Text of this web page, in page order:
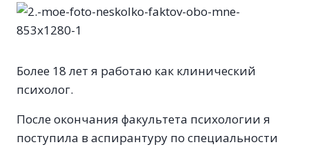
Более 18 лет я работаю как клинический
психолог.
После окончания факультета психологии я
поступила в аспирантуру по специальности